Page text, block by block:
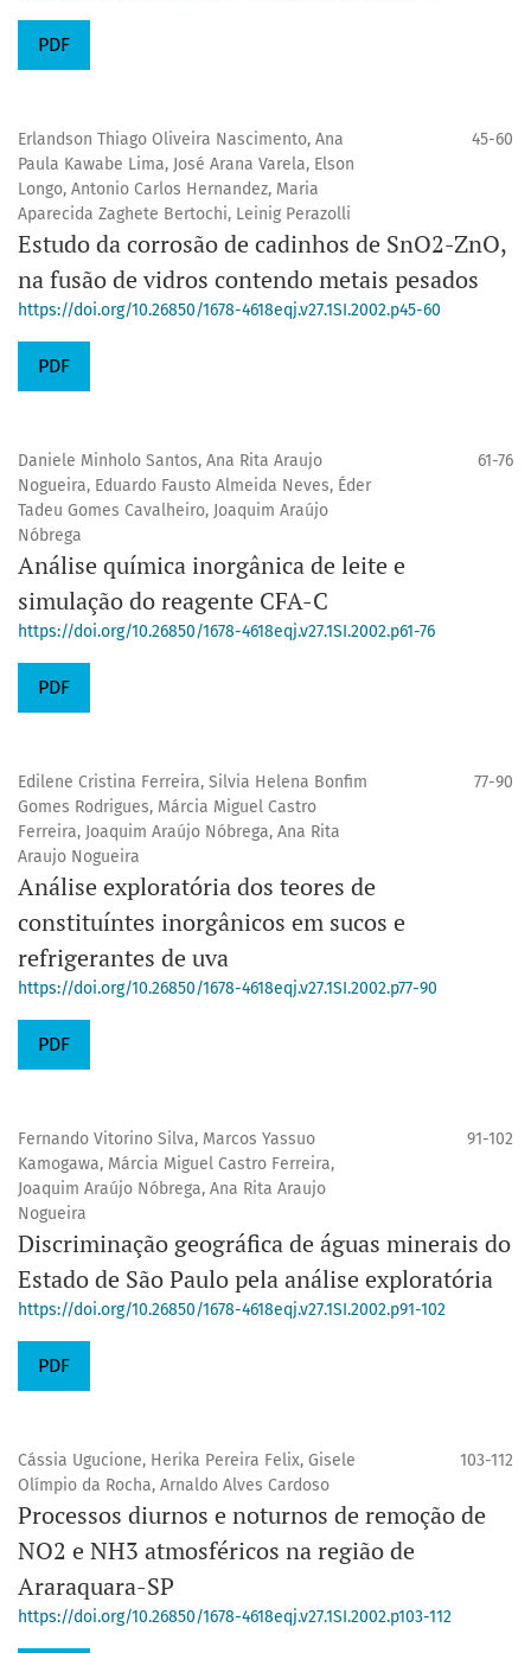
PDF
Erlandson Thiago Oliveira Nascimento, Ana
Paula Kawabe Lima, José Arana Varela, Elson
Longo, Antonio Carlos Hernandez, Maria
Aparecida Zaghete Bertochi, Leinig Perazolli
45-60
Estudo da corrosão de cadinhos de SnO2-ZnO,
na fusão de vidros contendo metais pesados
https://doi.org/10.26850/1678-4618eqj.v27.1SI.2002.p45-60
PDF
Daniele Minholo Santos, Ana Rita Araujo
Nogueira, Eduardo Fausto Almeida Neves, Éder
Tadeu Gomes Cavalheiro, Joaquim Araújo
Nóbrega
61-76
Análise química inorgânica de leite e
simulação do reagente CFA-C
https://doi.org/10.26850/1678-4618eqj.v27.1SI.2002.p61-76
PDF
Edilene Cristina Ferreira, Silvia Helena Bonfim
Gomes Rodrigues, Márcia Miguel Castro
Ferreira, Joaquim Araújo Nóbrega, Ana Rita
Araujo Nogueira
77-90
Análise exploratória dos teores de
constituíntes inorgânicos em sucos e
refrigerantes de uva
https://doi.org/10.26850/1678-4618eqj.v27.1SI.2002.p77-90
PDF
Fernando Vitorino Silva, Marcos Yassuo
Kamogawa, Márcia Miguel Castro Ferreira,
Joaquim Araújo Nóbrega, Ana Rita Araujo
Nogueira
91-102
Discriminação geográfica de águas minerais do
Estado de São Paulo pela análise exploratória
https://doi.org/10.26850/1678-4618eqj.v27.1SI.2002.p91-102
PDF
Cássia Ugucione, Herika Pereira Felix, Gisele
Olímpio da Rocha, Arnaldo Alves Cardoso
103-112
Processos diurnos e noturnos de remoção de
NO2 e NH3 atmosféricos na região de
Araraquara-SP
https://doi.org/10.26850/1678-4618eqj.v27.1SI.2002.p103-112